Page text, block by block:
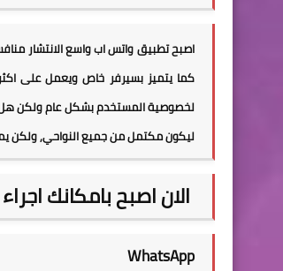
اصبح تطبيق واتس اب واسع الانتشار
لخصوصية المستخدم بشكل عام ولكن هل
ليكون مكتمل من جميع النواحي, ولكن
الان اصبح بامكانك
WhatsApp